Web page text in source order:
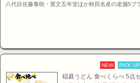
八代目佐藤養助・寛文五年堂ほか秋田名産の老舗5ブ
NEW PICK UP
稲庭うどん 食べくらべ 5点